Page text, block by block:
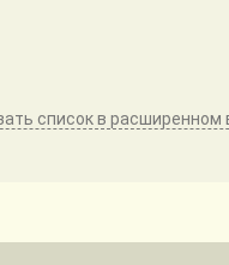
список в расширенном